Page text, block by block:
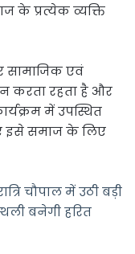
के प्रत्येक व्यक्ति
सामाजिक एवं
करता रहता है और
में उपस्थित
इसे समाज के लिए
चौपाल में उठी बड़ी
बनेगी हरित